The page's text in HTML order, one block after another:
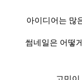
아이디어는 많
썸네일은 어떻